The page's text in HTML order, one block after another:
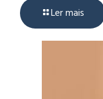
Ler mais